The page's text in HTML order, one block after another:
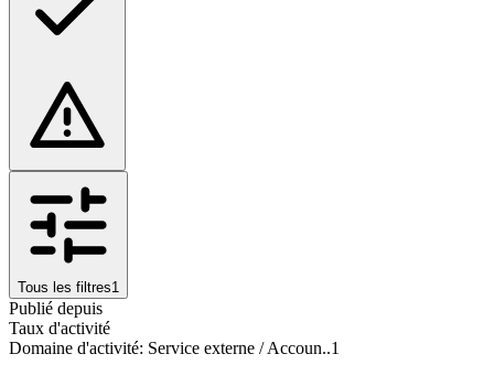
Tous les filtres1
Publié depuis
Taux d'activité
Domaine d'activité: Service externe / Accoun..1